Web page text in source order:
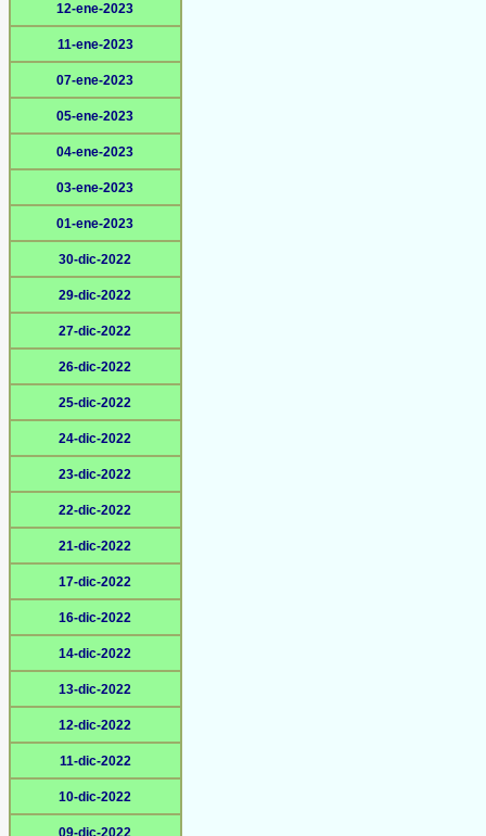
12-ene-2023
11-ene-2023
07-ene-2023
05-ene-2023
04-ene-2023
03-ene-2023
01-ene-2023
30-dic-2022
29-dic-2022
27-dic-2022
26-dic-2022
25-dic-2022
24-dic-2022
23-dic-2022
22-dic-2022
21-dic-2022
17-dic-2022
16-dic-2022
14-dic-2022
13-dic-2022
12-dic-2022
11-dic-2022
10-dic-2022
09-dic-2022